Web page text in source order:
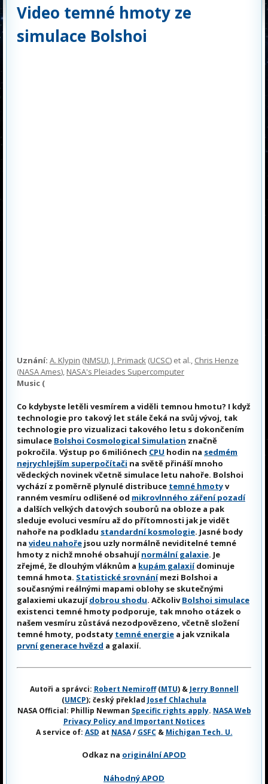
Video temné hmoty ze
simulace Bolshoi
Uznání: A. Klypin (NMSU), J. Primack (UCSC) et al., Chris Henze
(NASA Ames), NASA's Pleiades Supercomputer
Music (
Co kdybyste letěli vesmírem a viděli temnou hmotu? I když
technologie pro takový let stále čeká na svůj vývoj, tak
technologie pro vizualizaci takového letu s dokončením
simulace Bolshoi Cosmological Simulation značně
pokročila. Výstup po 6 miliónech CPU hodin na sedmém
nejrychlejším superpočítači na světě přináší mnoho
vědeckých novinek včetně simulace letu nahoře. Bolshoi
vychází z poměrně plynulé distribuce temné hmotyv
ranném vesmíru odlišené od mikrovlnného záření pozadí
a dalších velkých datových souborů na obloze a pak
sleduje evoluci vesmíru až do přítomnosti jak je vidět
nahoře na podkladu standardní kosmologie. Jasné body
na videu nahoře jsou uzly normálně neviditelné temné
hmoty z nichž mnohé obsahujínormální galaxie. Je
zřejmé, že dlouhým vláknům a kupám galaxiídominuje
temná hmota. Statistické srovnánímezi Bolshoi a
současnými reálnými mapami oblohy se skutečnými
galaxiemi ukazujídobrou shodu. AčkolivBolshoi simulace
existenci temné hmoty podporuje, tak mnoho otázek o
našem vesmíru zůstává nezodpovězeno, včetně složení
temné hmoty, podstaty temné energie a jak vznikala
první generace hvězd a galaxií.
Autoři a správci: Robert Nemiroff(MTU) & Jerry Bonnell
(UMCP); český překlad Josef Chlachula
NASA Official: Phillip Newman Specific rights apply. NASA Web
Privacy Policy and Important Notices
A service of: ASD at NASA/ GSFC& Michigan Tech. U.
Odkaz na originální APOD
Náhodný APOD